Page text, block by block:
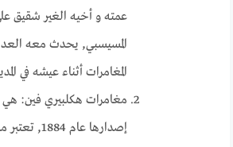
عمته و أخيه الغير شقيق
المسيسبي, يحدث معه
المغامرات أثناء عيشه في
مغامرات هكلبيري فين: هي
إصدارها عام